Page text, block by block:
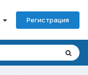
Регистрация